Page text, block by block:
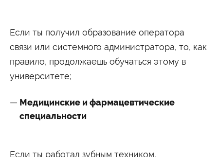
Если ты получил образование оператора
связи или системного администратора, то, как
правило, продолжаешь обучаться этому в
университете;
Медицинские и фармацевтические
специальности
Если ты работал зубным техником,